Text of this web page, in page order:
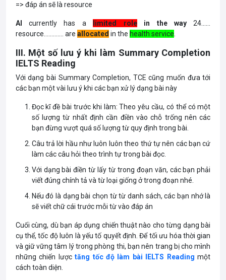
=> đáp án sẽ là resource
AIcurrently has a limited role in the way24……
resource…………. are allocated in the health service
III. Một số lưu ý khi làm Summary Completion
IELTS Reading
Với dạng bài Summary Completion, TCE cũng muốn đưa tới
các bạn một vài lưu ý khi các bạn xử lý dạng bài này
Đọc kĩ đề bài trước khi làm: Theo yêu cầu, có thể có một
số lượng từ nhất định cần điền vào chỗ trống nên các
bạn đừng vượt quá số lượng từ quy định trong bài.
Câu trả lời hầu như luôn luôn theo thứ tự nên các bạn cứ
làm các câu hỏi theo trình tự trong bài đọc.
Với dạng bài điền từ lấy từ trong đoạn văn, các bạn phải
viết đúng chính tả và từ loại giống ở trong đoạn nhé.
Nếu đó là dạng bài chọn từ từ danh sách, các bạn nhớ là
sẽ viết chữ cái trước mỗi từ vào đáp án
Cuối cùng, dù bạn áp dụng chiến thuật nào cho từng dạng bài
cụ thể, tốc độ luôn là yếu tố quyết định. Để tối ưu hóa thời gian
và giữ vững tâm lý trong phòng thi, bạn nên trang bị cho mình
những chiến lượctăng tốc độ làm bài IELTS Reading một
cách toàn diện.